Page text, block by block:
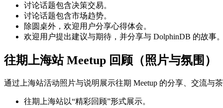
讨论话题包含决策交易。
讨论话题包含市场趋势。
除圆桌外，欢迎用户分享心得体会。
欢迎用户提出建议与期待，并分享与 DolphinDB 的故事
往期上海站 Meetup 回顾（照片与氛围）
通过上海站活动照片与说明展示往期 Meetup 的分享、交流与
往期上海站以“精彩回顾”形式展示。